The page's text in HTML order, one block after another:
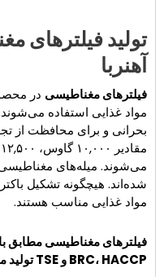
تولید فیلترهای
آهنربا
فیلترهای مغناطیسی در
مواد غذایی استفاده
بحرانی و برای محافظت از
می‌شوند. میله‌های
شده‌اند. هیچگونه تشکیل
مواد غذایی مناسب هستند.
فیلترهای مغناطیسی مطابق با
BRC، HACCP و TSE تولید می‌شوند